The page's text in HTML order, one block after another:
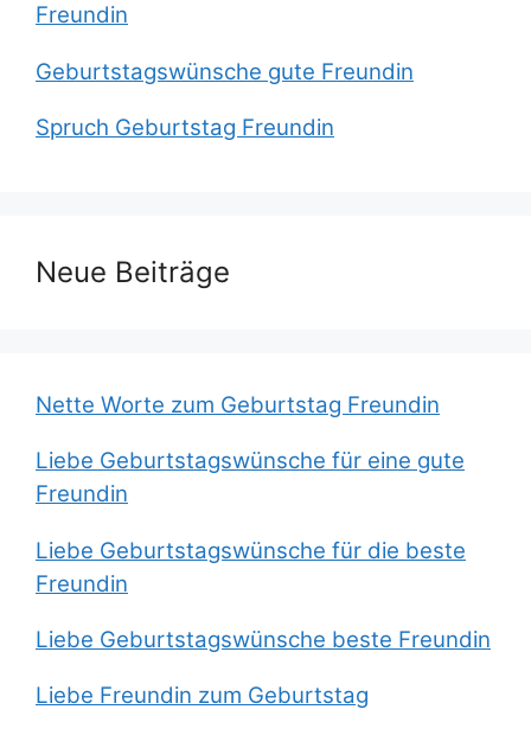
Freundin
Geburtstagswünsche gute Freundin
Spruch Geburtstag Freundin
Neue Beiträge
Nette Worte zum Geburtstag Freundin
Liebe Geburtstagswünsche für eine gute
Freundin
Liebe Geburtstagswünsche für die beste
Freundin
Liebe Geburtstagswünsche beste Freundin
Liebe Freundin zum Geburtstag